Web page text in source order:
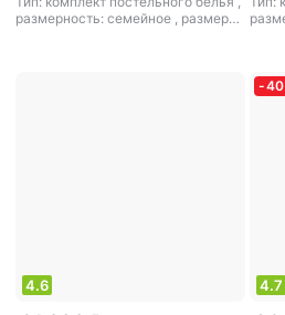
размерность: семейное , размер
4.6
-40
4.7